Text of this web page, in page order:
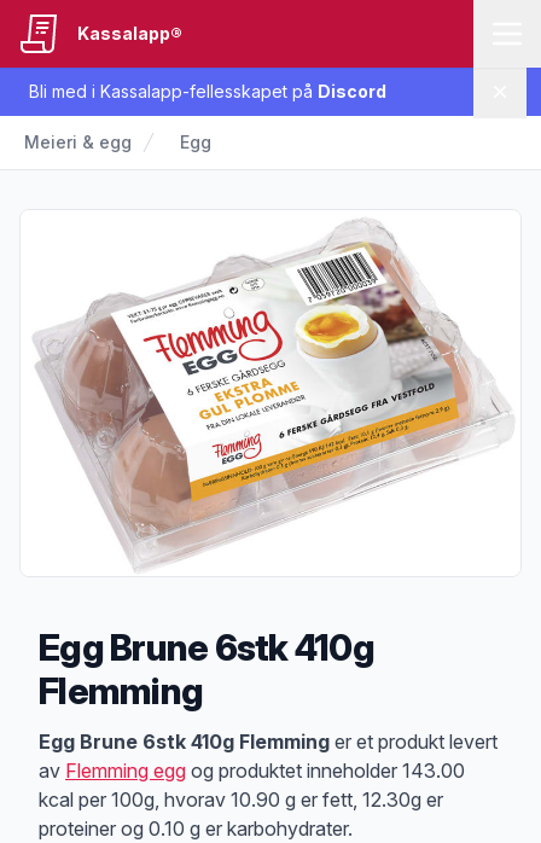
Bli med i Kassalapp-fellesskapet på Discord
Kassalapp®
Meieri & egg Egg
Egg Brune 6stk 410g
Flemming
Produktbeskrivelse
Egg Brune 6stk 410g Flemming er et produkt levert
av Flemming egg og produktet inneholder 143.00
kcal per 100g, hvorav 10.90 g er fett, 12.30g er
proteiner og 0.10 g er karbohydrater.